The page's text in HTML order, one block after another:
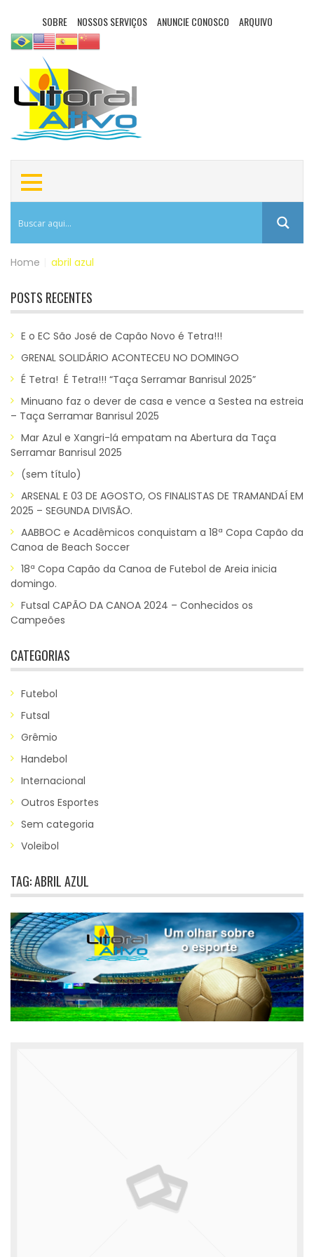
SOBRE NOSSOS SERVIÇOS ANUNCIE CONOSCO ARQUIVO
Home abril azul
POSTS RECENTES
E o EC São José de Capão Novo é Tetra!!!
GRENAL SOLIDÁRIO ACONTECEU NO DOMINGO
É Tetra! É Tetra!!! “Taça Serramar Banrisul 2025”
Minuano faz o dever de casa e vence a Sestea na estreia
– Taça Serramar Banrisul 2025
Mar Azul e Xangri-lá empatam na Abertura da Taça
Serramar Banrisul 2025
(sem título)
ARSENAL E 03 DE AGOSTO, OS FINALISTAS DE TRAMANDAÍ EM
2025 – SEGUNDA DIVISÃO.
AABBOC e Acadêmicos conquistam a 18ª Copa Capão da
Canoa de Beach Soccer
18ª Copa Capão da Canoa de Futebol de Areia inicia
domingo.
Futsal CAPÃO DA CANOA 2024 – Conhecidos os
Campeões
CATEGORIAS
Futebol
Futsal
Grêmio
Handebol
Internacional
Outros Esportes
Sem categoria
Voleibol
TAG:ABRIL AZUL